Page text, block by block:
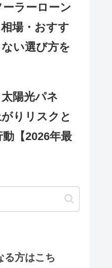
ーラーローン
場・おすす
い選び方を
陽光パネ
りリスクと
【2026年最
る方はこち